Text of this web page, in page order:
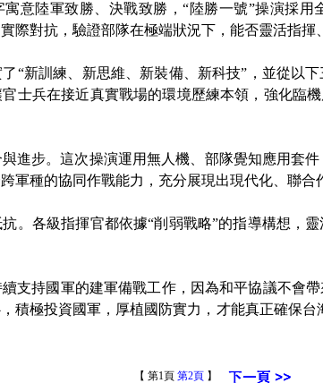
陸軍致勝、決戰致勝，“陸勝一號”操演採用
際對抗，驗證部隊在極端狀況下，能否靈活指揮
新訓練、新思維、新裝備、新科技”，並從以下
士兵在接近真實戰場的環境歷練本領，強化臨
步。這次操演運用無人機、部隊覺知應用套件
軍種的協同作戰能力，充分展現出現代化、聯合
各級指揮官都依據“削弱戰略”的指導構想，靈
持國軍的建軍備戰工作，因為和平協議不會帶
積極投資國軍，厚植國防實力，才能真正確保
【 第1頁 第2頁】